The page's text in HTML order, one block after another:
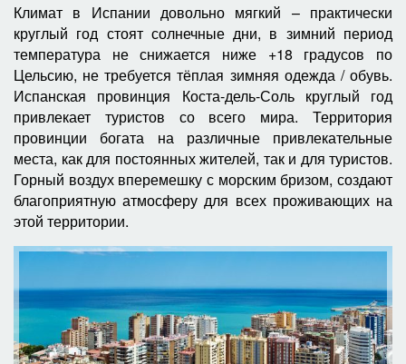
Климат в Испании довольно мягкий – практически
круглый год стоят солнечные дни, в зимний период
температура не снижается ниже +18 градусов по
Цельсию, не требуется тёплая зимняя одежда / обувь.
Испанская провинция Коста-дель-Соль круглый год
привлекает туристов со всего мира. Территория
провинции богата на различные привлекательные
места, как для постоянных жителей, так и для туристов.
Горный воздух вперемешку с морским бризом, создают
благоприятную атмосферу для всех проживающих на
этой территории.